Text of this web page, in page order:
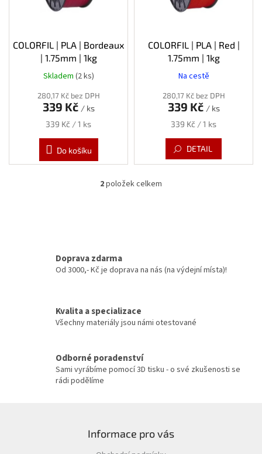
COLORFIL | PLA | Bordeaux
| 1.75mm | 1kg
Skladem (2 ks)
280,17 Kč bez DPH
339 Kč / ks
Měrná
339 Kč / 1 ks
Do košíku
COLORFIL | PLA | Red |
1.75mm | 1kg
Na cestě
280,17 Kč bez DPH
339 Kč / ks
Měrná
339 Kč / 1 ks
DETAIL
O
í
k
y
p
i
2položek celkem
Doprava zdarma
Od 3000,- Kč je doprava na nás (na výdejní místa)!
Kvalita a specializace
Všechny materiály jsou námi otestované
Odborné poradenství
Sami vyrábíme pomocí 3D tisku - o své zkušenosti se
rádi podělíme
Informace pro vás